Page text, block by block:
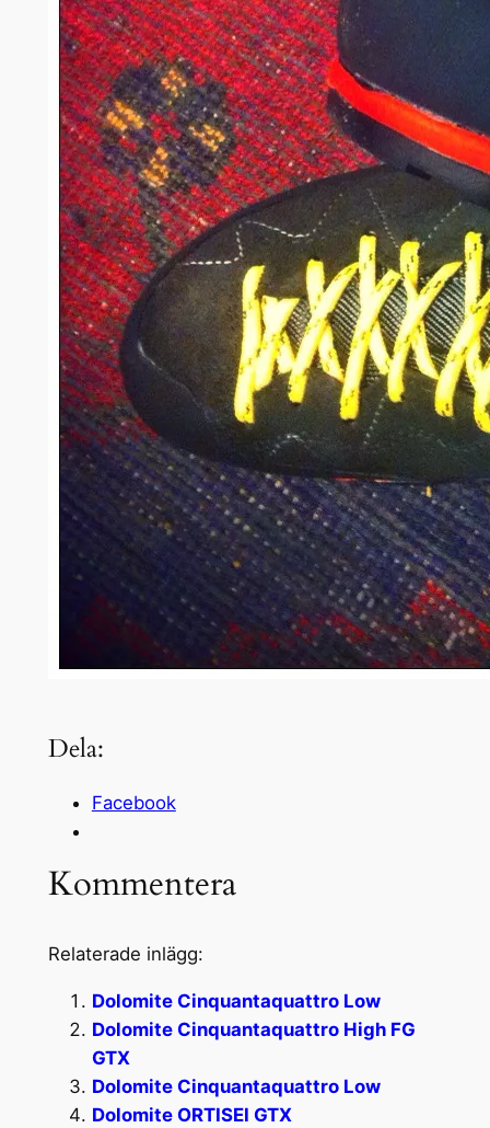
Dela:
Facebook
Kommentera
Relaterade inlägg:
Dolomite Cinquantaquattro Low
Dolomite Cinquantaquattro High FG
GTX
Dolomite Cinquantaquattro Low
Dolomite ORTISEI GTX